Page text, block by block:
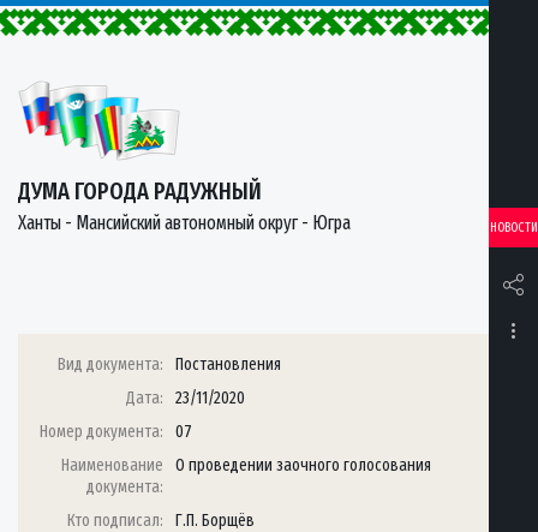
ДУМА ГОРОДА РАДУЖНЫЙ
Ханты - Мансийский автономный округ - Югра НОВОСТИ
Вид документа:
Постановления
Дата:
23/11/2020
Номер документа:
07
Наименование
документа:
О проведении заочного голосования
Кто подписал:
Г.П. Борщёв